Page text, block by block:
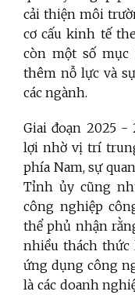
cải thiện môi
cơ cấu kinh tế
còn một số mục
thêm nỗ lực và
các ngành.
Giai đoạn 2025 -
lợi nhờ vị trí
phía Nam, sự
Tỉnh ủy cũng
công nghiệp
thể phủ nhận
nhiều thách thức
ứng dụng công
là các doanh